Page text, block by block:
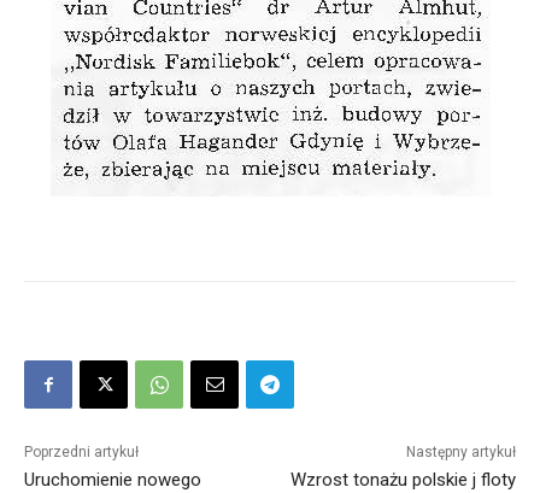
Poprzedni artykuł
Uruchomienie nowego
Następny artykuł
Wzrost tonażu polskie j floty